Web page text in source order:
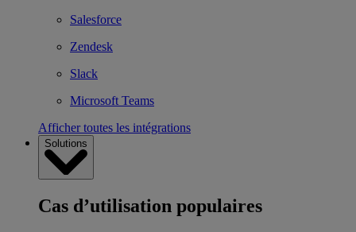
Salesforce
Zendesk
Slack
Microsoft Teams
Afficher toutes les intégrations
Solutions
Cas d’utilisation populaires